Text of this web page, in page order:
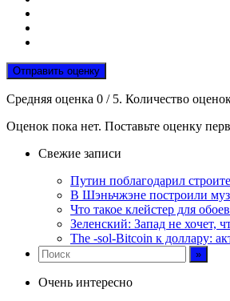
Отправить оценку
Средняя оценка 0 / 5. Количество
Оценок пока нет. Поставьте оценку
Свежие записи
Путин поблагодарил
В Шэньчжэне построили
Что такое клейстер для
Зеленский: Запад не хочет,
The -sol-Bitcoin к доллару:
Очень интересно